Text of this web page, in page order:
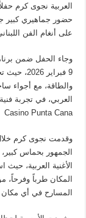
حضور جماهيري كبير
على أنغام الفن
9 فبراير
والطاقة، مع أجواء
Casino Punta Cana
وقدمت نجوى كرم خلال
الجمهور بحماس
الأغنية العربية،
المكان طرباً وفرحاً،
المسارح في أي مكان